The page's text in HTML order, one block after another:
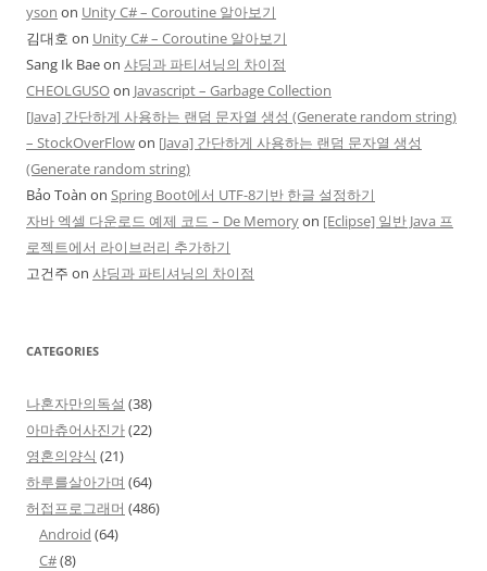
yson on Unity C# – Coroutine 알아보기
김대호 on Unity C# – Coroutine 알아보기
Sang Ik Baeon 샤딩과 파티셔닝의 차이점
CHEOLGUSOon Javascript – Garbage Collection
[Java] 간단하게 사용하는 랜덤 문자열 생성 (Generate random string)
– StockOverFlowon [Java] 간단하게 사용하는 랜덤 문자열 생성
(Generate random string)
Bảo Toàn on Spring Boot에서 UTF-8기반 한글 설정하기
자바 엑셀 다운로드 예제 코드 – De Memoryon [Eclipse] 일반 Java 프
로젝트에서 라이브러리 추가하기
고건주 on 샤딩과 파티셔닝의 차이점
CATEGORIES
나혼자만의독설 (38)
아마츄어사진가(22)
영혼의양식 (21)
하루를살아가며 (64)
허접프로그래머 (486)
Android (64)
C#(8)